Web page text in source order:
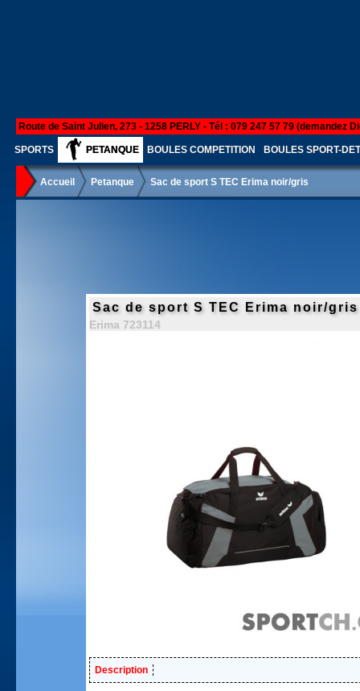
Route de Saint Julien, 273 - 1258 PERLY - Tél : 079 247 57 79 (demandez
SPORTS PETANQUE BOULES COMPETITION BOULES SPORT-
Accueil Petanque Sac de sport S TEC Erima noir/gris
Sac de sport S TEC Erima noir/gris
Erima 723114
Description